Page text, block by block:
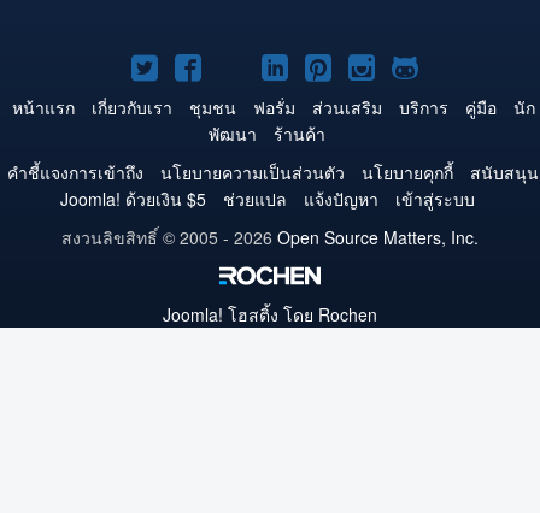
Joomla!
บน
Twitter
Joomla!
บน
Facebook
Joomla!
บน
YouTube
Joomla!
บน
LinkedIn
Joomla!
บน
Pinterest
Joomla!
บน
Joomla!
บน
หน้าแรก เกี่ยวกับเรา ชุมชน ฟอรั่ม ส่วนเสริม บริการ คู่มือ
นัก
พัฒนา
ร้านค้า
คำชี้แจงการเข้าถึง
นโยบายความเป็นส่วนตัว นโยบายคุกกี้
สนับสนุน
Joomla! ด้วยเงิน $5
ช่วยแปล แจ้งปัญหา
เข้าสู่ระบบ
สงวนลิขสิทธิ์ © 2005 - 2026 Open Source Matters, Inc.
Joomla! โฮสติ้ง โดย Rochen